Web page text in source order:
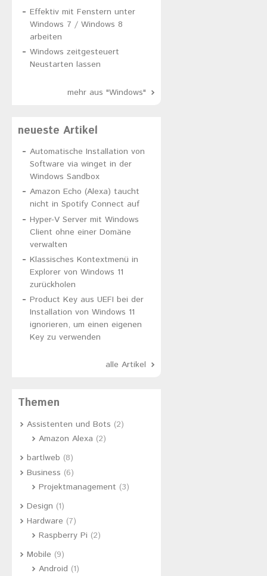
Effektiv mit Fenstern unter
Windows 7 / Windows 8
arbeiten
Windows zeitgesteuert
Neustarten lassen
mehr aus "Windows"
neueste Artikel
Automatische Installation von
Software via winget in der
Windows Sandbox
Amazon Echo (Alexa) taucht
nicht in Spotify Connect auf
Hyper-V Server mit Windows
Client ohne einer Domäne
verwalten
Klassisches Kontextmenü in
Explorer von Windows 11
zurückholen
Product Key aus UEFI bei der
Installation von Windows 11
ignorieren, um einen eigenen
Key zu verwenden
alle Artikel
Themen
Assistenten und Bots (2)
Amazon Alexa (2)
bartlweb (8)
Business (6)
Projektmanagement (3)
Design (1)
Hardware (7)
Raspberry Pi (2)
Mobile (9)
Android (1)